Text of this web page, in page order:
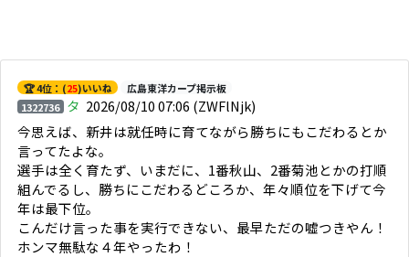
🏆 4位：(25)いいね
広島東洋カープ掲示板
1322736 タ 2026/08/10 07:06 (ZWFlNjk)
今思えば、新井は就任時に育てながら勝ちにもこだわるとか
言ってたよな。
選手は全く育たず、いまだに、1番秋山、2番菊池とかの打順
組んでるし、勝ちにこだわるどころか、年々順位を下げて今
年は最下位。
こんだけ言った事を実行できない、最早ただの嘘つきやん！
ホンマ無駄な４年やったわ！